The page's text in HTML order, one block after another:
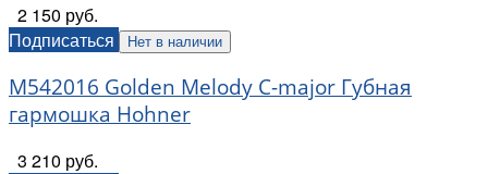
2 150 руб.
Подписаться
Нет в наличии
M542016 Golden Melody C-major Губная
гармошка Hohner
3 210 руб.